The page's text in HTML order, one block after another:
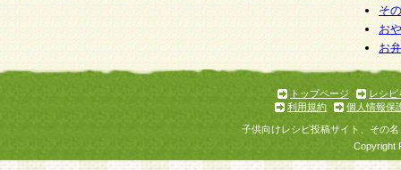
そ
お
お
トップページ
レシピ
利用規約
個人情報保
子供向けレシピ投稿サイト、その
Copyright